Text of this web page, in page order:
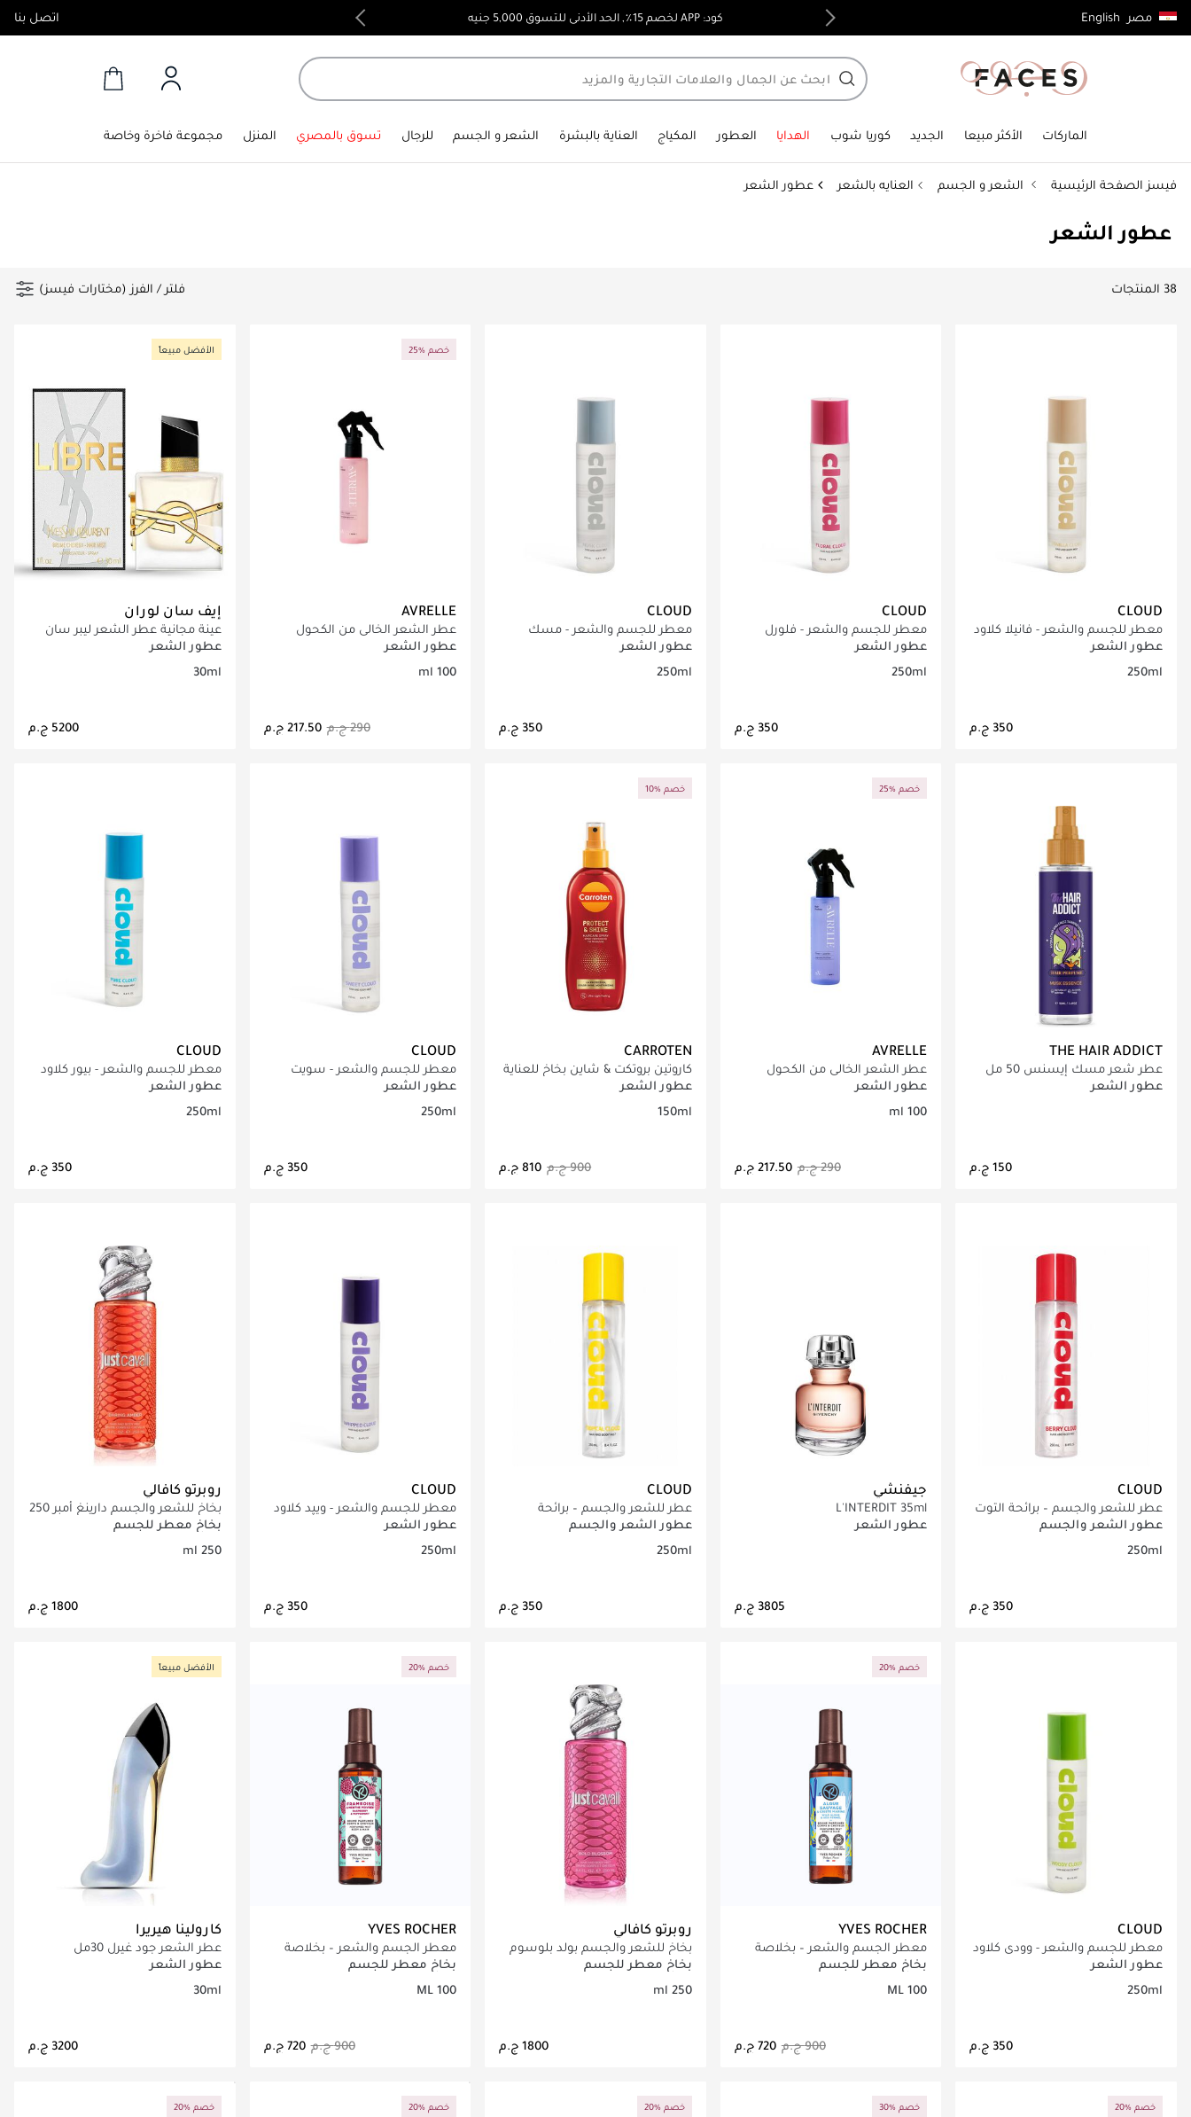
مصر English اتصل بنا كود: APP لخصم 15٪, الحد الأدنى للتسوق 5,000 جنيه توصيل مجاني لجميع الطلبات فوق 4,000ج.م
الماركات الأكثر مبيعا الجديد كوريا شوب الهدايا العطور المكياج العناية بالبشرة الشعر و الجسم للرجال تسوق بالمصري المنزل مجموعة فاخرة وخاصة
فيسز الصفحة الرئيسية الشعر و الجسم العنايه بالشعر عطور الشعر
عطور الشعر
38 المنتجات فلتر / الفرز (مختارات فيسز)
CLOUD
معطر للجسم والشعر - فانيلا كلاود​
عطور الشعر
250ml
CLOUD
معطر للجسم والشعر - فلورل
كلاود
عطور الشعر
250ml
⁦350⁩ ج.م
CLOUD
معطر للجسم والشعر - مسك
كلاود​
عطور الشعر
250ml
25% خصم
AVRELLE
عطر الشعر الخالي من الكحول
بالفانيليا و السكر
عطور الشعر
100 ml
⁦290⁩ ج.م ⁦217.50⁩ ج.م
الأفضل مبيعاً
إيف سان لوران
عينة مجانية عطر الشعر ليبر سان
لوران 30 مل
عطور الشعر
30ml
THE HAIR ADDICT
عطر شعر مسك إيسنس 50 مل
عطور الشعر
25% خصم
AVRELLE
عطر الشعر الخالي من الكحول
باللافندر و الورد
عطور الشعر
100 ml
⁦290⁩ ج.م ⁦217.50⁩ ج.م
10% خصم
CARROTEN
كاروتين بروتكت & شاين بخاخ للعناية
بالشعر - 150 مل
عطور الشعر
150ml
⁦900⁩ ج.م
CLOUD
معطر للجسم والشعر - سويت
كلاود​
عطور الشعر
250ml
⁦350⁩ ج.م
CLOUD
معطر للجسم والشعر - بيور كلاود​
عطور الشعر
250ml
CLOUD
عطر للشعر والجسم – برائحة التوت
250 مل
عطور الشعر والجسم
250ml
جيفنشي
L'INTERDIT 35ml
عطور الشعر
CLOUD
عطر للشعر والجسم – برائحة
تروبيكال 250 مل
عطور الشعر والجسم
250ml
CLOUD
معطر للجسم والشعر - ويپد كلاود​
عطور الشعر
250ml
⁦350⁩ ج.م
روبرتو كافالي
بخاخ للشعر والجسم دارينغ أمبر 250
مل
بخاخ معطر للجسم
250 ml
CLOUD
معطر للجسم والشعر - وودي كلاود​
عطور الشعر
250ml
20% خصم
YVES ROCHER
معطر الجسم والشعر – بخلاصة
فينيل البحر
بخاخ معطر للجسم
100 ML
⁦900⁩ ج.م ⁦720⁩ ج.م
روبرتو كافالي
بخاخ للشعر والجسم بولد بلوسوم
250 مل
بخاخ معطر للجسم
250 ml
20% خصم
YVES ROCHER
معطر الجسم والشعر – بخلاصة
التوت الأحمر
بخاخ معطر للجسم
100 ML
⁦900⁩ ج.م ⁦720⁩ ج.م
الأفضل مبيعاً
كارولينا هيريرا
عطر الشعر جود غيرل 30مل
عطور الشعر
30ml
20% خصم 30% خصم 20% خصم 20% خصم 20% خصم